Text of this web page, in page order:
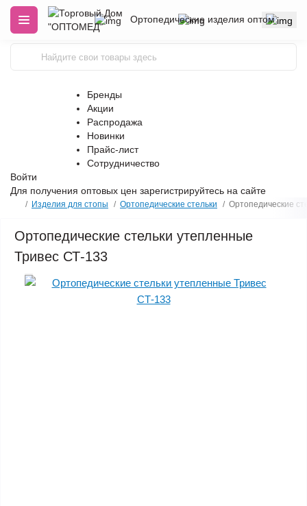
Ортопедические изделия оптом
Бренды
Акции
Распродажа
Новинки
Прайс-лист
Сотрудничество
Войти
Для получения оптовых цен зарегистрируйтесь на сайте
Изделия для стопы Ортопедические стельки Ортопедические
Ортопедические стельки утепленные
Тривес СТ-133